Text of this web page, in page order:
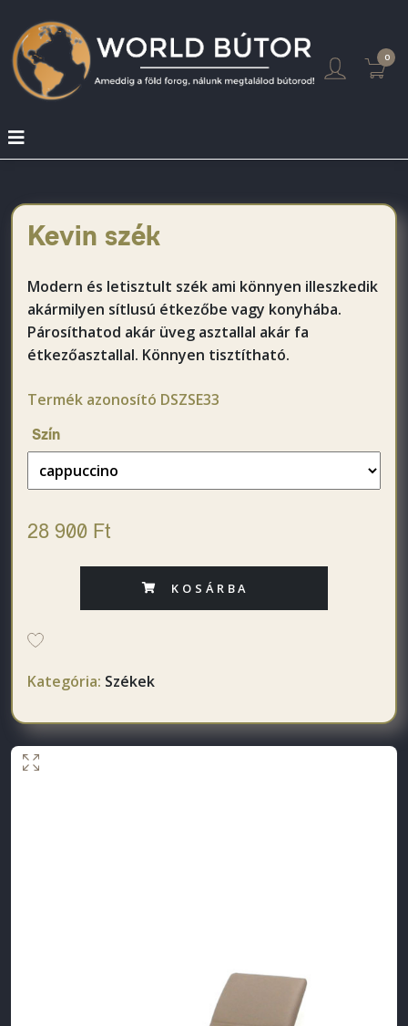
0
Kevin szék
Modern és letisztult szék ami könnyen illeszkedik
akármilyen sítlusú étkezőbe vagy konyhába.
Párosíthatod akár üveg asztallal akár fa
étkezőasztallal. Könnyen tisztítható.
Termék azonosító DSZSE33
Szín
28 900 Ft
KOSÁRBA
Kategória: Székek